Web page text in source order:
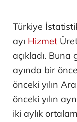
Türkiye
ayı Hizmet
açıkladı. Buna
ayında bir
önceki yılın
önceki yılın
iki aylık